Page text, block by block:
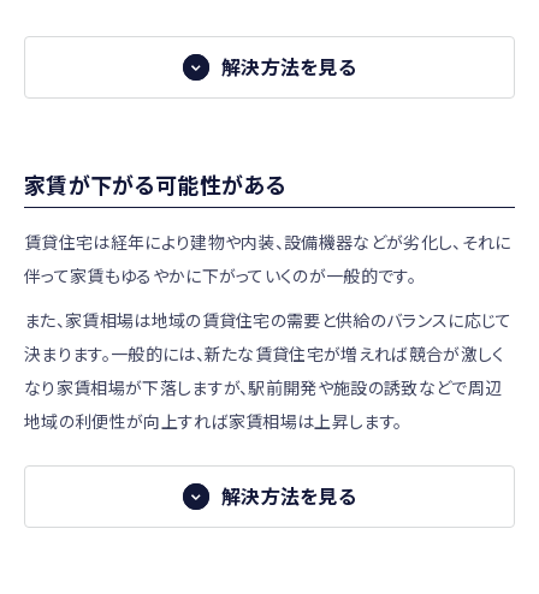
投資物件は需要の有無を判断すればいいので、自分の家探
しより簡単かもしれないなと思いました。
区分所有マンションの場合は総戸数が多い物件を
選ぶ
が費用面でのスケールメリットが得られます。相対的に一戸
あたりの費用負担が少なく済むため、管理費や修繕積立金を
抑えられることが多くなります。
反対に総戸数が少ないと、将来的に修繕積立金の大幅な値
上げが必要になったり、修繕積立金が十分にたまらず一時金
が徴収される可能性もありますので注意が必要です。
不動産投資で長期保有する場合、修繕やメンテナンスを避け
ることはできませんが、できるだけ修繕する必要の少ない物
件を選ぶことで修繕タイミングを先延ばしすることはできま
新築や築浅の物件であればすぐに修繕が必要になる可能性
は低く、築年数が経過していてもリフォームしたばかりであれ
ば設備や内装の修繕はしばらく必要ないと判断できるでしょ
う。
重要事項調査報告書をチェックする
解決方法を見る
家賃が下がる可能性がある
賃貸住宅は経年により建物や内装、設備機器などが劣化し、それに
伴って家賃もゆるやかに下がっていくのが一般的です。
また、家賃相場は地域の賃貸住宅の需要と供給のバランスに応じて
決まります。一般的には、新たな賃貸住宅が増えれば競合が激しく
なり家賃相場が下落しますが、駅前開発や施設の誘致などで周辺
地域の利便性が向上すれば家賃相場は上昇します。
解決方法を見る